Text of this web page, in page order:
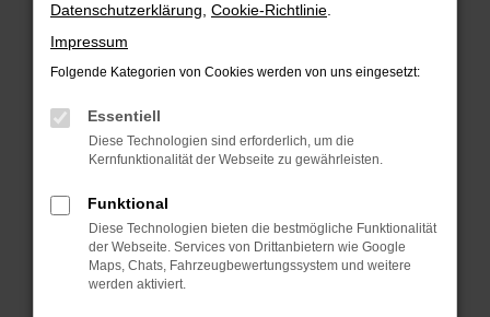
Überprüfe deine Firewall und deine
Internetverbindung.
Laden andere Webseiten, zum Beispiel deine
Manche Erweiterungen, wie Werbeblocker,
verhindern. Funktioniert die Seite in einem
anderen Browser oder in einem privaten
Fenster?
Starte dein Gerät neu.
Datenschutzerklärung Cookie-Richtlinie
Impressum
Folgende Kategorien von Cookies werden von uns eingesetzt:
Essentiell
Diese Technologien sind erforderlich, um die
Kernfunktionalität der Webseite zu gewährleisten.
Funktional
Diese Technologien bieten die bestmögliche Funktionalität
der Webseite. Services von Drittanbietern wie Google
Maps, Chats, Fahrzeugbewertungssystem und weitere
werden aktiviert.